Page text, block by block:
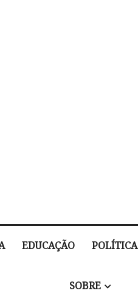
EDUCAÇÃO POLÍTICA
SOBRE